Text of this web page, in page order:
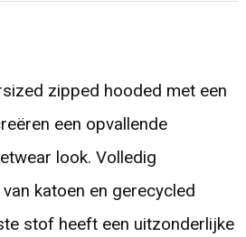
zipped hooded met een
een opvallende
look. Volledig
katoen en gerecycled
stof heeft een uitzonderlijke